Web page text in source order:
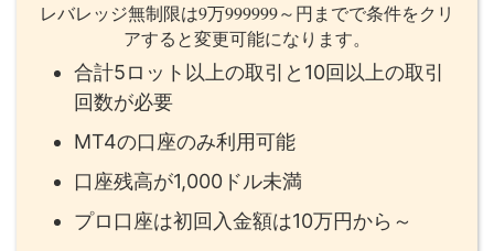
レバレッジ無制限は9万999999～円までで条件をクリ
アすると変更可能になります。
合計5ロット以上の取引と10回以上の取引
回数が必要
MT4の口座のみ利用可能
口座残高が1,000ドル未満
プロ口座は初回入金額は10万円から～